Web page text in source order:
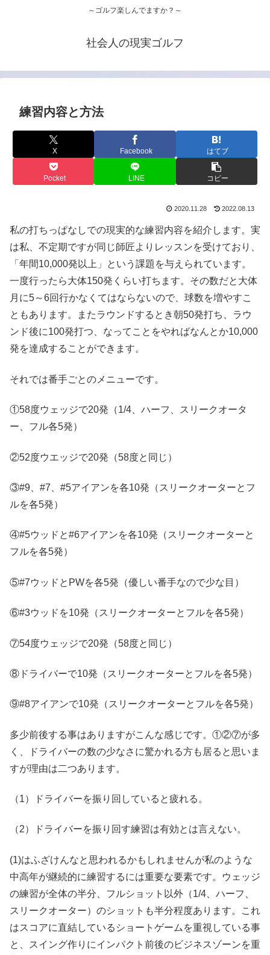
～ゴルフ楽しんでますか？～
社会人の現実ゴルフ
練習内容と方法
X Facebook はてブ
Pocket LINE コピー
2020.11.28 2022.08.13
私の打ちっぱなしでの現実的な練習内容を紹介します。実
は私、不定期ですが同じ師匠よりレッスンを受けており、
「年間10,000発以上」という課題を与えられています。
一度行ったら大体150発くらい打ちます。その数だと大体
月に5～6回行かなくてはならないので、球数を増やすこ
ともあります。またラウンドするとき朝50発打ち、ラウ
ンド後に100発打つ、なってことをやればなんとか10,000
発を達成することができます。
それでは番手ごとのメニューです。
①58度ウェッジで20発（1/4、ハーフ、スリークオータ
ー、フル各5発）
②52度ウエッジで20発（58度と同じ）
③#9、#7、#5アイアンを各10発（スリークオーターとフ
ルを各5発）
④#5ウッドと#6アイアンを各10発（スリークオーターと
フルを各5発）
⑤#7ウッドとPWを各5発（優しい番手なので少な目）
⑥#3ウッドを10発（スリークオーターとフルを各5発）
⑦54度ウェッジで20発（58度と同じ）
⑧ドライバーで10発（スリークオーターとフルを各5発）
⑨#8アイアンで10発（スリークオーターとフルを各5発）
多少前後する事はありますがこんな感じです。①②⑦が多
く、ドライバーの数の少なさに驚かれる方も居ると思いま
すが理由は二つあります。
（1）ドライバーを振り回していると疲れる。
（2）ドライバーを振り回す練習は有効とは言えない。
(1)はふざけんなと思われるかもしれませんが私のような
中高年が継続的に練習するには重要な要素です。ウェッジ
の練習が全体の半分、フルショット以外（1/4、ハーフ、
スリークオーター）のショットも半分程度あります。これ
はスコアに直結しているショートゲームを重視している事
と、スイング作りにインパクト前後のビジネスゾーンを重